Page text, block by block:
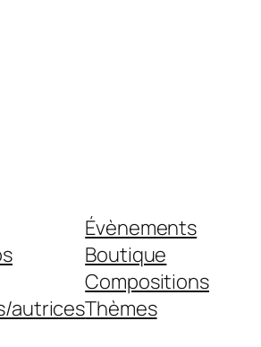
autrices
Évènements
Boutique
Compositions
Thèmes